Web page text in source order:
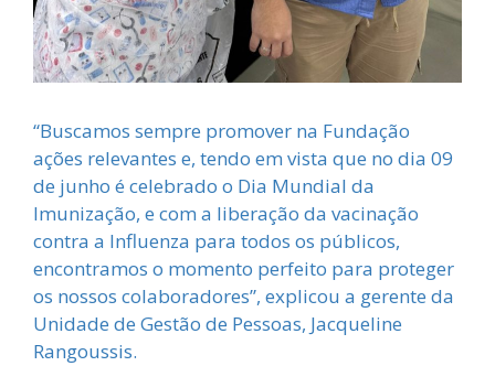
“Buscamos sempre promover na Fundação
ações relevantes e, tendo em vista que no dia 09
de junho é celebrado o Dia Mundial da
Imunização, e com a liberação da vacinação
contra a Influenza para todos os públicos,
encontramos o momento perfeito para proteger
os nossos colaboradores”, explicou a gerente da
Unidade de Gestão de Pessoas, Jacqueline
Rangoussis.